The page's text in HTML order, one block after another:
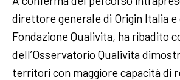
direttore generale di Origin Italia e
Fondazione Qualivita, ha ribadito
dell’Osservatorio Qualivita
territori con maggiore capacità di